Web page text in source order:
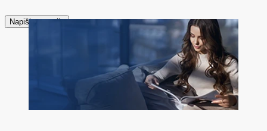
Napiši recenziju